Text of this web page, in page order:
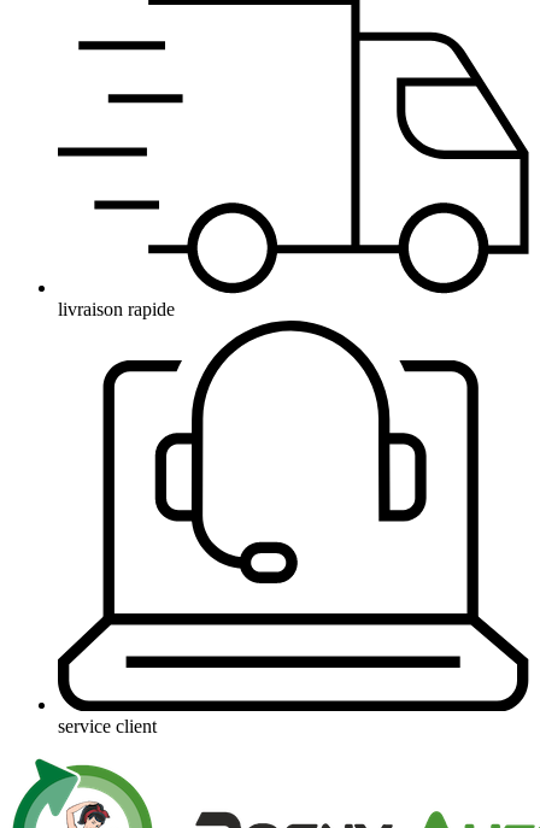
livraison rapide
service client